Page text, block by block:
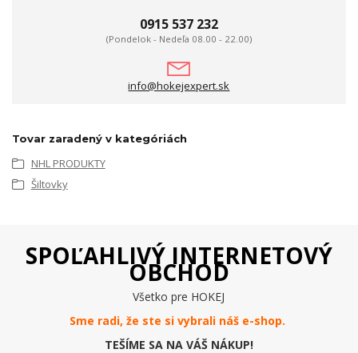
0915 537 232
(Pondelok - Nedeľa 08.00 - 22.00)
info@hokejexpert.sk
Tovar zaradený v kategóriách
NHL PRODUKTY
Šiltovky
SPOĽAHLIVÝ INTERNETOVÝ
OBCHOD
Všetko pre HOKEJ
Sme radi, že ste si vybrali náš e-shop.
TEŠÍME SA NA VÁŠ NÁKUP!